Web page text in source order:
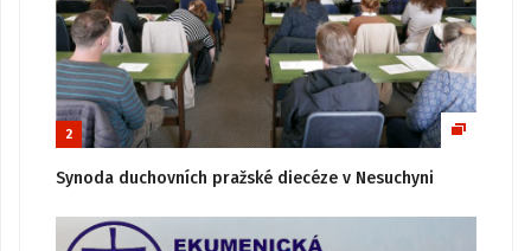
2
Synoda duchovních pražské diecéze v Nesuchyni